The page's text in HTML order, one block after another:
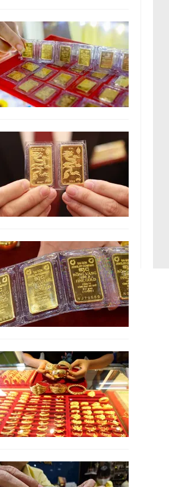
Photo
Infographic
Góc ảnh
Công nghệ
Hitech Công nghệ tương lai
Sản phẩm
Thị trường
Tư vấn